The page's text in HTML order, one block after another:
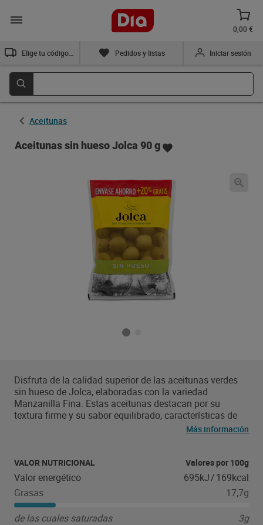
0,00 €
Pedidos y listas Iniciar sesión
Aceitunas
Aceitunas sin hueso Jolca 90 g
Disfruta de la calidad superior de las aceitunas verdes
sin hueso de Jolca, elaboradas con la variedad
Manzanilla Fina. Estas aceitunas destacan por su
textura firme y su sabor equilibrado, características de
un fruto recolectado en su punto óptimo de madurez.
para dar un toque mediterráneo a tus recetas favoritas.
Al ser deshuesadas, ofrecen una comodidad total para el
consumo directo en cualquier ocasión.
Más información
VALOR NUTRICIONAL Valores por 100g
Valor energético 695kJ/169kcal
Grasas
17,7g
de las cuales saturadas
3g